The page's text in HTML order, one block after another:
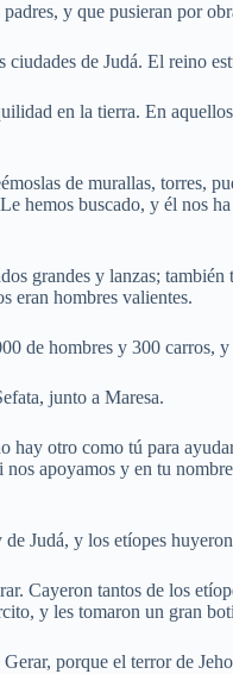
y que pusieran por
de Judá. El reino
en la tierra. En
de murallas, torres,
hemos buscado, y él nos
grandes y lanzas;
eran hombres valientes.
de hombres y 300 carros, y
junto a Maresa.
hay otro como tú para
apoyamos y en tu
Judá, y los etíopes
Cayeron tantos de los
y les tomaron un gran
porque el terror de